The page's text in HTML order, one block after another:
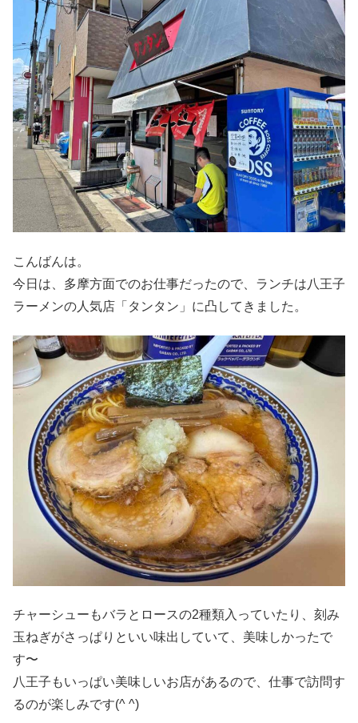
こんばんは。
今日は、多摩方面でのお仕事だったので、ランチは八王子
ラーメンの人気店「タンタン」に凸してきました。
チャーシューもバラとロースの2種類入っていたり、刻み
玉ねぎがさっぱりといい味出していて、美味しかったで
す〜
八王子もいっぱい美味しいお店があるので、仕事で訪問す
るのが楽しみです(^ ^)